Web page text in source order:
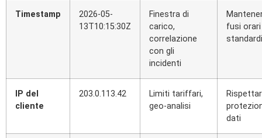
Timestamp
2026-05-
13T10:15:30Z
Finestra di
carico,
correlazione
con gli
incidenti
fusi orari
IP del
cliente
203.0.113.42
Limiti tariffari,
geo-analisi
dati